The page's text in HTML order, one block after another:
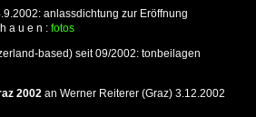
anlassdichtung zur Eröffnung
a u e n : fotos
based) seit 09/2002: tonbeilagen
2002 an Werner Reiterer (Graz) 3.12.2002